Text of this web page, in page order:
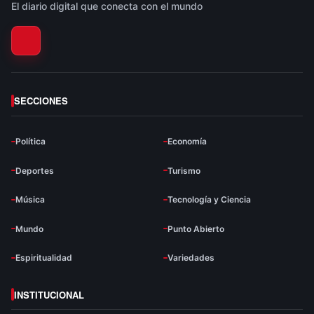
El diario digital que conecta con el mundo
SECCIONES
Política Economía
Deportes Turismo
Música Tecnología y Ciencia
Mundo Punto Abierto
Espiritualidad Variedades
INSTITUCIONAL